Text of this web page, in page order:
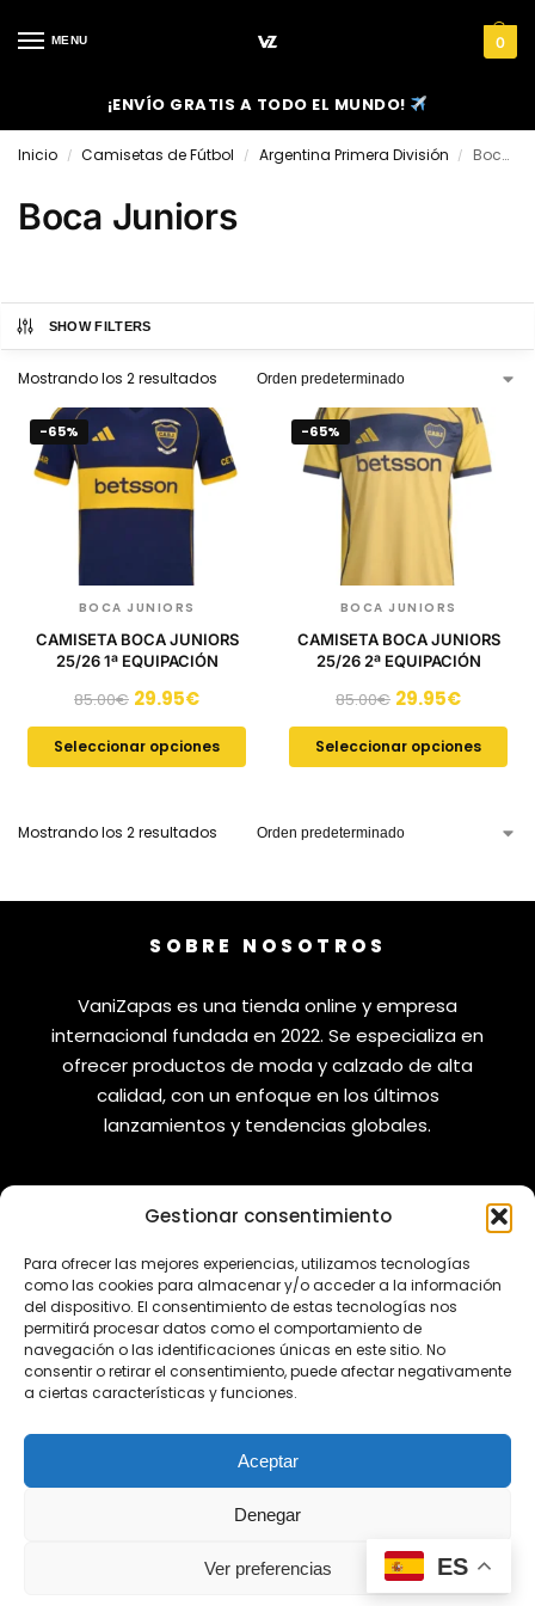
Gestionar consentimiento
Para ofrecer las mejores experiencias, utilizamos tecnologías
como las cookies para almacenar y/o acceder a la información
del dispositivo. El consentimiento de estas tecnologías nos
permitirá procesar datos como el comportamiento de
navegación o las identificaciones únicas en este sitio. No
consentir o retirar el consentimiento, puede afectar negativamente
a ciertas características y funciones.
Aceptar
Denegar
Ver preferencias
MENU 0
¡ENVÍO GRATIS A TODO EL MUNDO!
Inicio / Camisetas de Fútbol / Argentina Primera División / Boca Juniors
Boca Juniors
SHOW FILTERS
Mostrando los 2 resultados
-65%
BOCA JUNIORS
CAMISETA BOCA JUNIORS
25/26 1ª EQUIPACIÓN
85.00€ 29.95€
Seleccionar opciones
-65%
BOCA JUNIORS
CAMISETA BOCA JUNIORS
25/26 2ª EQUIPACIÓN
85.00€ 29.95€
Seleccionar opciones
Mostrando los 2 resultados
SOBRE NOSOTROS
VaniZapas es una tienda online y empresa
internacional fundada en 2022. Se especializa en
ofrecer productos de moda y calzado de alta
calidad, con un enfoque en los últimos
lanzamientos y tendencias globales.
Envíos
Reembolsos
Cambios y Devoluciones
Aviso Legal
Política de Privacidad
Política de Cookies
REDES SOCIALES
ES
¿Tienes alguna duda?